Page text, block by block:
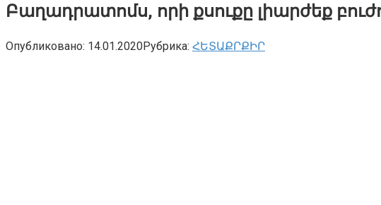
Բաղադրատոմս, որի քսուքը լիարժեք
Опубликовано: 14.01.2020Рубрика: ՀԵՏԱՔՐՔԻՐ